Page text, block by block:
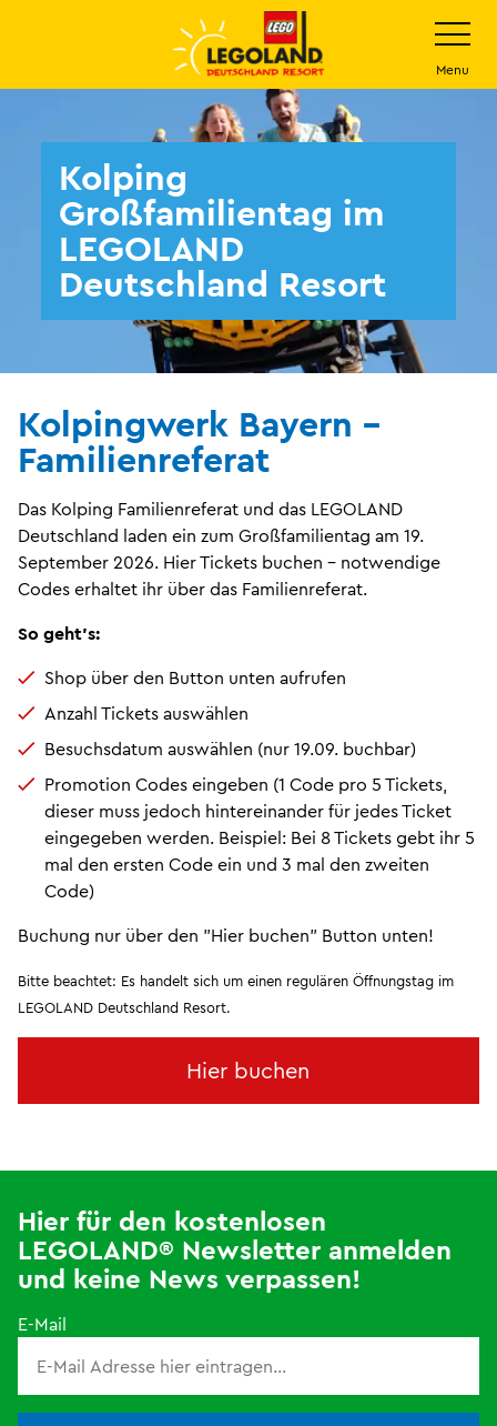
Menu
Kolping
Großfamilientag im
LEGOLAND
Deutschland Resort
Kolpingwerk Bayern -
Familienreferat
Das Kolping Familienreferat und das LEGOLAND
Deutschland laden ein zum Großfamilientag am 19.
September 2026. Hier Tickets buchen - notwendige
Codes erhaltet ihr über das Familienreferat.
So geht's:
Shop über den Button unten aufrufen
Anzahl Tickets auswählen
Besuchsdatum auswählen (nur 19.09. buchbar)
Promotion Codes eingeben (1 Code pro 5 Tickets,
dieser muss jedoch hintereinander für jedes Ticket
eingegeben werden. Beispiel: Bei 8 Tickets gebt ihr 5
mal den ersten Code ein und 3 mal den zweiten
Code)
Buchung nur über den "Hier buchen" Button unten!
Bitte beachtet: Es handelt sich um einen regulären Öffnungstag im
LEGOLAND Deutschland Resort.
Hier buchen
Hier für den kostenlosen
LEGOLAND® Newsletter anmelden
und keine News verpassen!
E-Mail